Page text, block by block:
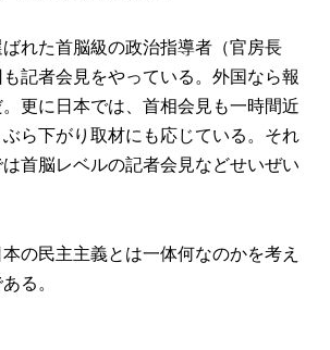
れた首脳級の政治指導者（官房長
記者会見をやっている。外国なら報
更に日本では、首相会見も一時間近
ぶら下がり取材にも応じている。それ
首脳レベルの記者会見などせいぜい
の民主主義とは一体何なのかを考え
る。